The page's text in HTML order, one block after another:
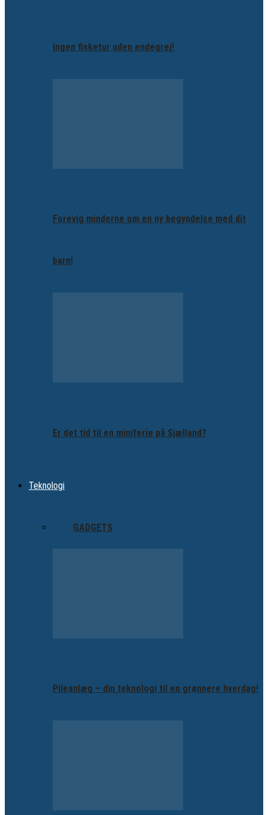
Ingen fisketur uden endegrej!
Forevig minderne om en ny begyndelse med dit
barn!
Er det tid til en miniferie på Sjælland?
Teknologi
GADGETS
Pileanlæg – din teknologi til en grønnere hverdag!